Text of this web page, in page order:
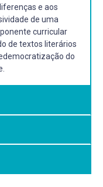
e aos
de uma
curricular
de textos literários
do
de textos
de